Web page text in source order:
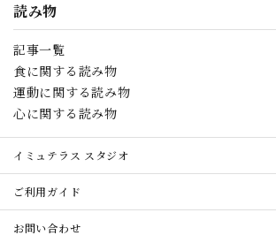
読み物
記事一覧
食に関する読み物
運動に関する読み物
心に関する読み物
イミュテラス スタジオ
ご利用ガイド
お問い合わせ